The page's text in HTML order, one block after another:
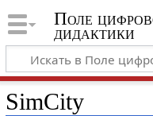
Поле
дидактики
SimCity